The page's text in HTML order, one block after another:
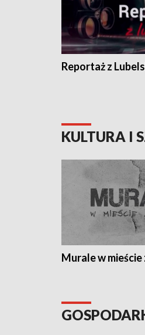
Reportaż z
KULTURA I
Murale w